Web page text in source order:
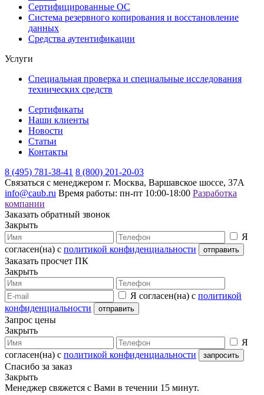
Сертифицированные ОС
Система резервного копирования и восстановление
данных
Средства аутентификации
Услуги
Специальная проверка и специальные исследования
технических средств
Сертификаты
Наши клиенты
Новости
Статьи
Контакты
8 (495) 781-38-41 8 (800) 201-20-03
Связаться с менеджером г. Москва, Варшавское шоссе, 37А
info@caub.ru Время работы: пн-пт 10:00-18:00 Разработка
компании
Заказать обратный звонок
Закрыть
Я
согласен(на) с политикой конфиденциальности
Заказать просчет ПК
Закрыть
Я согласен(на) с политикой
конфиденциальности
Запрос цены
Закрыть
Я
согласен(на) с политикой конфиденциальности
Спасибо за заказ
Закрыть
Менеджер свяжется с Вами в течении 15 минут.